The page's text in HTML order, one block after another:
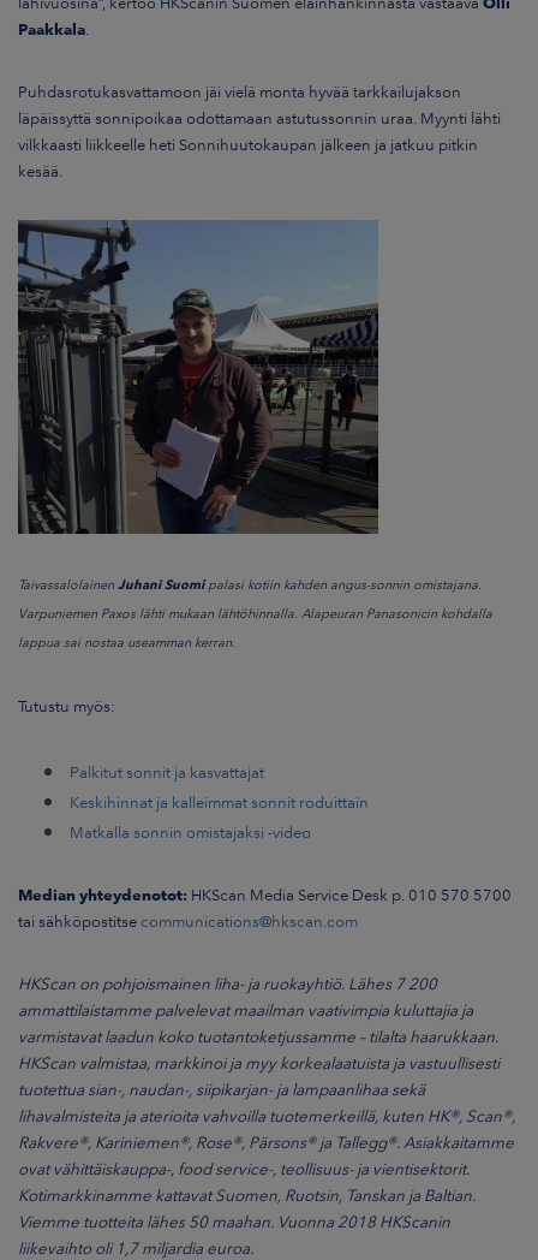
Paakkala.
Puhdasrotukasvattamoon jäi vielä monta hyvää tarkkailujakson
läpäissyttä sonnipoikaa odottamaan astutussonnin uraa. Myynti lähti
vilkkaasti liikkeelle heti Sonnihuutokaupan jälkeen ja jatkuu pitkin
kesää.
Taivassalolainen Juhani Suomipalasi kotiin kahden angus-sonnin omistajana.
Varpuniemen Paxos lähti mukaan lähtöhinnalla. Alapeuran Panasonicin kohdalla
lappua sai nostaa useamman kerran.
Tutustu myös:
Palkitut sonnit ja kasvattajat
Keskihinnat ja kalleimmat sonnit roduittain
Matkalla sonnin omistajaksi -video
Median yhteydenotot: HKScan Media Service Desk p. 010 570 5700
tai sähköpostitse communications@hkscan.com
HKScan on pohjoismainen liha- ja ruokayhtiö. Lähes 7 200
ammattilaistamme palvelevat maailman vaativimpia kuluttajia ja
varmistavat laadun koko tuotantoketjussamme – tilalta haarukkaan.
HKScan valmistaa, markkinoi ja myy korkealaatuista ja vastuullisesti
tuotettua sian-, naudan-, siipikarjan- ja lampaanlihaa sekä
lihavalmisteita ja aterioita vahvoilla tuotemerkeillä, kuten HK®, Scan®,
Rakvere®, Kariniemen®, Rose®, Pärsons® ja Tallegg®. Asiakkaitamme
ovat vähittäiskauppa-, food service-, teollisuus- ja vientisektorit.
Kotimarkkinamme kattavat Suomen, Ruotsin, Tanskan ja Baltian.
Viemme tuotteita lähes 50 maahan. Vuonna 2018 HKScanin
liikevaihto oli 1,7 miljardia euroa.